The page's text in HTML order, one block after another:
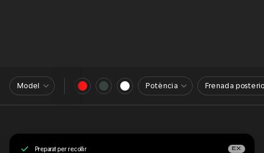
Model Potència Frenada
Preparat per recollir EX